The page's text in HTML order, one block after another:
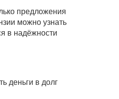
предложения
можно узнать
в надёжности
деньги в долг